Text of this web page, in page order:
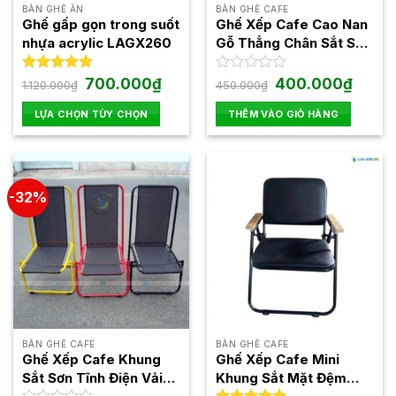
thể
được
chọn
trên
phẩm
thể
được
chọn
trên
phẩm
BÀN GHẾ ĂN
Ghế gấp gọn trong suốt
nhựa acrylic LAGX260
Được xếp
5.00
5 sao
1.120.000₫ Giá
gốc
là:
1.120.000₫.
700.000₫Giá
hiện
700.000₫.
LỰA CHỌN TÙY CHỌN
Sản
này
có
nhiều
biến
thể.
Các
tùy
chọn
có
thể
được
chọn
BÀN GHẾ CAFE
Ghế Xếp Cafe Cao Nan
Gỗ Thẳng Chân Sắt Sơn
Tĩnh Điện Patio 01
Được
hạng
0
5
450.000₫ Giá
gốc
là:
450.000₫.
400.000₫Giá
hiện
THÊM VÀO GIỎ HÀNG
-32%
BÀN GHẾ CAFE
Ghế Xếp Cafe Khung
Sắt Sơn Tĩnh Điện Vải
BÀN GHẾ CAFE
Ghế Xếp Cafe Mini
Khung Sắt Mặt Đệm